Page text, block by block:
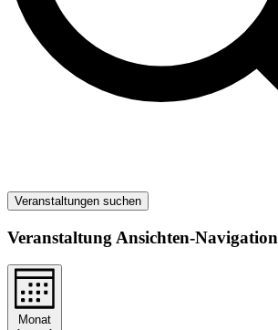
Veranstaltungen suchen
Veranstaltung Ansichten-Navigation
Monat